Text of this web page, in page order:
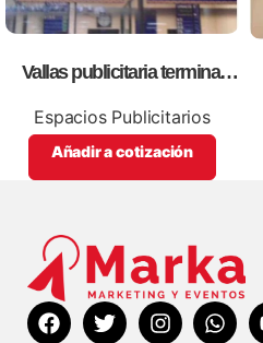
Vallas publicitaria terminal
Espacios Publicitarios
Añadir a cotización